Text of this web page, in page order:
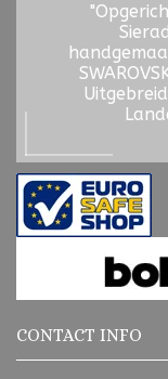
CONTACT INFO